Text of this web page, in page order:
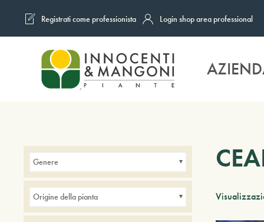
Skip to main content
Registrati come professionista Login shop area professional
Genere
Origine della pianta